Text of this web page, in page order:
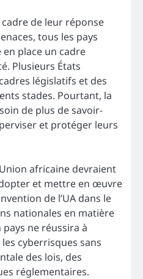
de leur réponse
tous les pays
place un cadre
Plusieurs États
législatifs et des
stades. Pourtant, la
de plus de savoir-
et protéger leurs
africaine devraient
et mettre en œuvre
de l’UA dans le
nationales en matière
ne réussira à
cyberrisques sans
des lois, des
réglementaires.